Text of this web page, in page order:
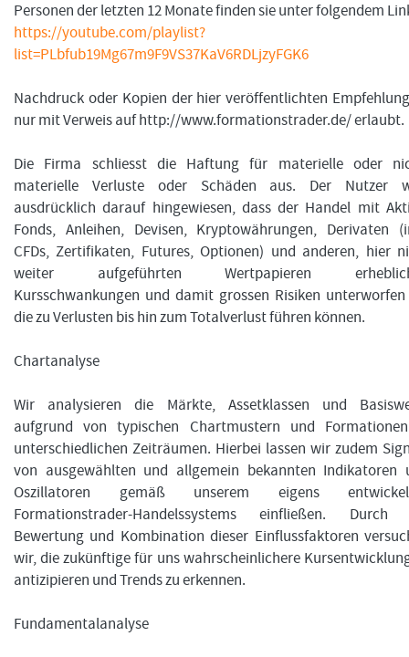
Personen der letzten 12 Monate finden sie unter folgendem
https://youtube.com/playlist?
list=PLbfub19Mg67m9F9VS37KaV6RDLjzyFGK6
Nachdruck oder Kopien der hier veröffentlichten
nur mit Verweis auf http://www.formationstrader.de/ erlaubt.
Die Firma schliesst die Haftung für materielle oder
materielle Verluste oder Schäden aus. Der Nutzer
ausdrücklich darauf hingewiesen, dass der Handel mit
Fonds, Anleihen, Devisen, Kryptowährungen, Derivaten
CFDs, Zertifikaten, Futures, Optionen) und anderen, hier
weiter aufgeführten Wertpapieren
Kursschwankungen und damit grossen Risiken
die zu Verlusten bis hin zum Totalverlust führen können.
Chartanalyse
Wir analysieren die Märkte, Assetklassen und
aufgrund von typischen Chartmustern und
unterschiedlichen Zeiträumen. Hierbei lassen wir zudem
von ausgewählten und allgemein bekannten Indikatoren
Oszillatoren gemäß unserem eigens
Formationstrader-Handelssystems einfließen. Durch
Bewertung und Kombination dieser Einflussfaktoren
wir, die zukünftige für uns wahrscheinlichere
antizipieren und Trends zu erkennen.
Fundamentalanalyse